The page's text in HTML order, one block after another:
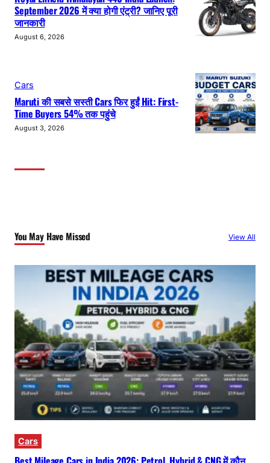
September 2026 में क्या होगी एंट्री? जानिए पूरी
जानकारी
August 6, 2026
Cars
Maruti की सबसे सस्ती Cars फिर हुईं Hit: First-
Time Buyers 54% तक पहुंचे
August 3, 2026
You May Have Missed View All
Cars